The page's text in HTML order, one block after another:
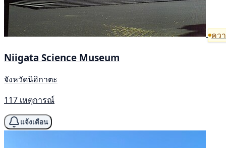
คว
Niigata Science Museum
จังหวัดนิอิกาตะ
117 เหตุการณ์
แจ้งเตือน